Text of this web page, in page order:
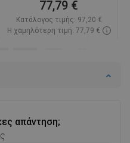
απάντηση;
77,79 €
Κατάλογος τιμής: 97,20 €
Η χαμηλότερη τιμή: 77,79 €